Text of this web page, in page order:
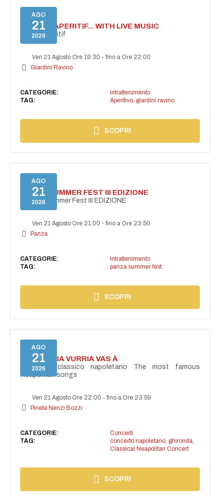
AGO
21
2026
SECRET APERITIF... WITH LIVE MUSIC
Secret aperitif
Ven 21 Agosto Ore 19:30 -fino a Ore 22:00
Giardini Ravino
CATEGORIE:
Intrattenimento
TAG:
Aperitivo, giardini ravino
SCOPRI
AGO
21
2026
PANZA SUMMER FEST III EDIZIONE
PANZA Summer Fest III EDIZIONE
Ven 21 Agosto Ore 21:00 -fino a Ore 23:50
Panza
CATEGORIE:
Intrattenimento
TAG:
panza summer fest
SCOPRI
AGO
21
2026
I'TE VURRIA VURRIA VAS À
Concerto classico napoletano The most famous
Neapolitan songs
Ven 21 Agosto Ore 22:00 -fino a Ore 23:59
Pineta Nenzi Bozzi
CATEGORIE:
Concerti
TAG:
concerto napoletano, ghironda
Classical Neapolitan Concert
SCOPRI